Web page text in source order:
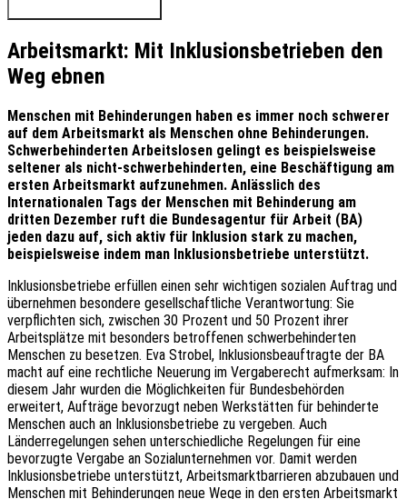
Arbeitsmarkt: Mit Inklusionsbetrieben den
Weg ebnen
M enschen mit Behinderungen haben es immer noch schwerer
auf dem Arbeitsmarkt als Menschen ohne Behinderungen.
Schwerbehinderten Arbeitslosen gelingt es beispielsweise
seltener als nicht-schwerbehinderten, eine Beschäftigung am
ersten Arbeitsmarkt aufzunehmen. Anlässlich des
Internationalen Tags der Menschen mit Behinderung am
dritten Dezember ruft die Bundesagentur für Arbeit (BA)
jeden dazu auf, sich aktiv für Inklusion stark zu machen,
beispielsweise indem man Inklusionsbetriebe unterstützt.
Inklusionsbetriebe erfüllen einen sehr wichtigen sozialen Auftrag und
übernehmen besondere gesellschaftliche Verantwortung: Sie
verpflichten sich, zwischen 30 Prozent und 50 Prozent ihrer
Arbeitsplätze mit besonders betroffenen schwerbehinderten
Menschen zu besetzen. Eva Strobel, Inklusionsbeauftragte der BA
macht auf eine rechtliche Neuerung im Vergaberecht aufmerksam: In
diesem Jahr wurden die Möglichkeiten für Bundesbehörden
erweitert, Aufträge bevorzugt neben Werkstätten für behinderte
Menschen auch an Inklusionsbetriebe zu vergeben. Auch
Länderregelungen sehen unterschiedliche Regelungen für eine
bevorzugte Vergabe an Sozialunternehmen vor. Damit werden
Inklusionsbetriebe unterstützt, Arbeitsmarktbarrieren abzubauen und
Menschen mit Behinderungen neue Wege in den ersten Arbeitsmarkt